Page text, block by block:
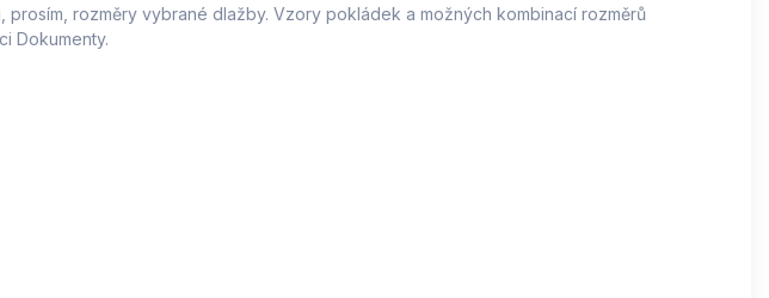
prosím, rozměry vybrané dlažby. Vzory pokládek a možných kombinací rozměrů
Dokumenty.